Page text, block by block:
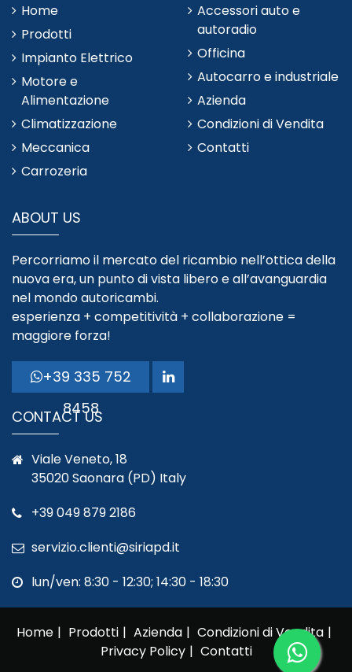
Home
Prodotti
Impianto Elettrico
Motore e
Alimentazione
Climatizzazione
Meccanica
Carrozeria
Accessori auto e
autoradio
Officina
Autocarro e industriale
Azienda
Condizioni di Vendita
Contatti
ABOUT US
Percorriamo il mercato del ricambio nell’ottica della
nuova era, un punto di vista libero e all’avanguardia
nel mondo autoricambi.
esperienza + competitività + collaborazione =
maggiore forza!
+39 335 752
8458
CONTACT US
Viale Veneto, 18
35020 Saonara (PD) Italy
+39 049 879 2186
servizio.clienti@siriapd.it
lun/ven: 8:30 - 12:30; 14:30 - 18:30
Home Prodotti Azienda
Condizioni di Vendita
Privacy Policy
Contatti